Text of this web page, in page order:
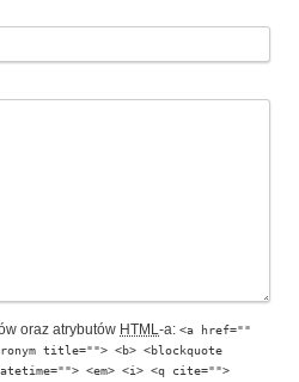
oraz atrybutów HTML-a: <a href=""
title=""> <b> <blockquote
<em> <i> <q cite="">